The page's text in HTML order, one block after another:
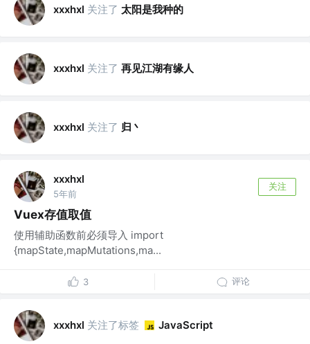
xxxhxl 关注了 太阳是我种的
xxxhxl 关注了 再见江湖有缘人
xxxhxl 关注了 归丶
xxxhxl
5年前
关注
Vuex存值取值
使用辅助函数前必须导入 import
{mapState,mapMutations,ma...
3 评论
xxxhxl 关注了标签 JavaScript